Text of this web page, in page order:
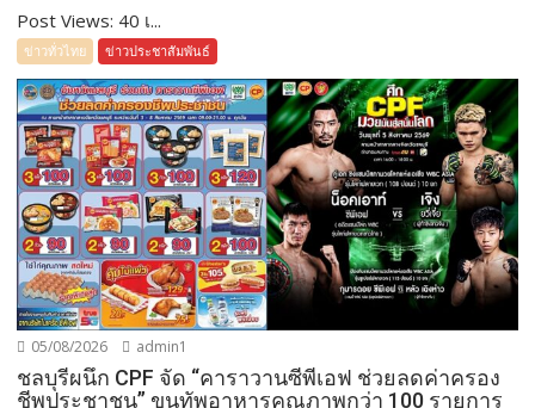
Post Views: 40 เ...
ข่าวทั่วไทย ข่าวประชาสัมพันธ์
05/08/2026 admin1
ชลบุรีผนึก CPF จัด “คาราวานซีพีเอฟ ช่วยลดค่าครอง
ชีพประชาชน” ขนทัพอาหารคุณภาพกว่า 100 รายการ